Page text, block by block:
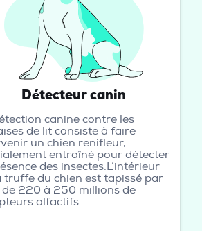
Détecteur canin
canine contre les
de lit consiste à faire
un chien renifleur,
entraîné pour détecter
des insectes.L’intérieur
truffe du chien est tapissé par
de 220 à 250 millions de
olfactifs.